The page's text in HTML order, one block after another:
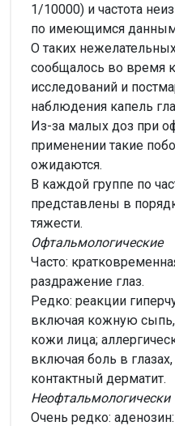
1/10000) и частота
по имеющимся
О таких
сообщалось во время
исследований и
наблюдения капель
Из-за малых доз при
применении такие
ожидаются.
В каждой группе по
представлены в
тяжести.
Офтальмологические
Часто:
раздражение глаз.
Редко: реакции
включая кожную
кожи лица;
включая боль в
контактный дерматит.
Неофтальмологически
Очень редко: